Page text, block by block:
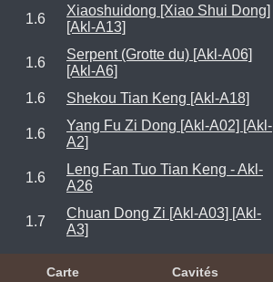
1.6
Xiaoshuidong [Xiao Shui Dong]
[Akl-A13]
1.6
Serpent (Grotte du) [Akl-A06]
[Akl-A6]
1.6 Shekou Tian Keng [Akl-A18]
1.6
Yang Fu Zi Dong [Akl-A02] [Akl-
A2]
1.6
Leng Fan Tuo Tian Keng - Akl-
A26
1.7
Chuan Dong Zi [Akl-A03] [Akl-
A3]
Carte Cavités